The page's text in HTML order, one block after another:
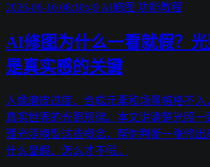
2026-06-16 08:10:49 AI修图 功能教程
AI修图为什么一看就假？
是真实感的关键
人像磨皮过度、合成元素和场景格格不入
真实世界的光照规律。本文讲清楚光照
理光照模型这些概念，帮你判断一张修出
什么显假、怎么才不假。